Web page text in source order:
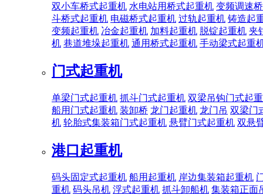
双小车桥式起重机 水电站用桥式起重机 变频调速
斗桥式起重机 电磁桥式起重机 过轨起重机 铸造起
变频起重机 冶金起重机 加料起重机 脱锭起重机 夹
机 巷道堆垛起重机 通用桥式起重机 手动梁式起重
门式起重机
单梁门式起重机 抓斗门式起重机 双梁吊钩门式起
船用门式起重机 装卸桥 龙门起重机 龙门吊 双梁门
机 轮胎式集装箱门式起重机 悬臂门式起重机 双悬
港口起重机
码头固定式起重机 船用起重机 岸边集装箱起重机
重机 码头吊机 浮式起重机 抓斗卸船机 集装箱正面